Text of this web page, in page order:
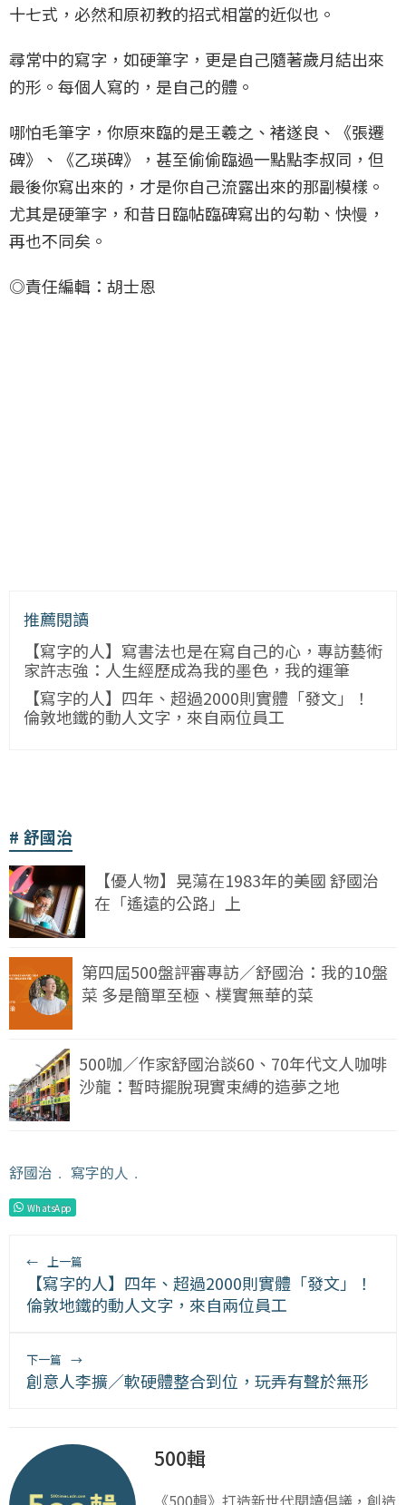
十七式，必然和原初教的招式相當的近似也。
尋常中的寫字，如硬筆字，更是自己隨著歲月結出來
的形。每個人寫的，是自己的體。
哪怕毛筆字，你原來臨的是王羲之、褚遂良、《張遷
碑》、《乙瑛碑》，甚至偷偷臨過一點點李叔同，但
最後你寫出來的，才是你自己流露出來的那副模樣。
尤其是硬筆字，和昔日臨帖臨碑寫出的勾勒、快慢，
再也不同矣。
◎責任編輯：胡士恩
推薦閱讀
【寫字的人】寫書法也是在寫自己的心，專訪藝術
家許志強：人生經歷成為我的墨色，我的運筆
【寫字的人】四年、超過2000則實體「發文」！
倫敦地鐵的動人文字，來自兩位員工
舒國治
【優人物】晃蕩在1983年的美國 舒國治
在「遙遠的公路」上
第四屆500盤評審專訪／舒國治：我的10盤
菜 多是簡單至極、樸實無華的菜
500咖／作家舒國治談60、70年代文人咖啡
沙龍：暫時擺脫現實束縛的造夢之地
舒國治 ﹒ 寫字的人 ﹒
WhatsApp
← 上一篇
【寫字的人】四年、超過2000則實體「發文」！
倫敦地鐵的動人文字，來自兩位員工
下一篇 →
創意人李擴／軟硬體整合到位，玩弄有聲於無形
500輯